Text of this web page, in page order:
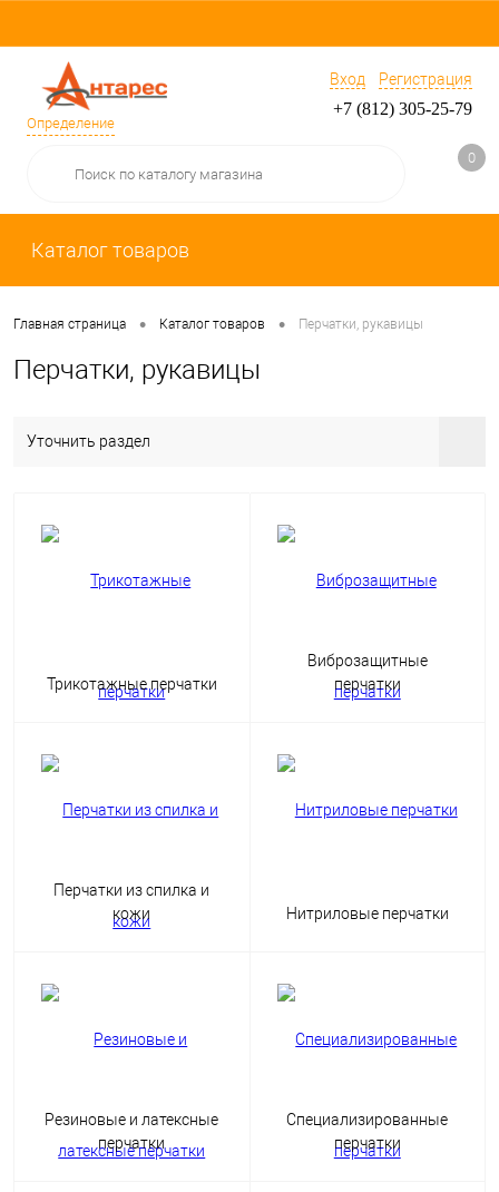
Определение
Вход Регистрация
+7 (812) 305-25-79
0
Каталог товаров
Главная страница • Каталог товаров • Перчатки, рукавицы
Перчатки, рукавицы
Уточнить раздел
Трикотажные перчатки
Виброзащитные
перчатки
Перчатки из спилка и
кожи
Нитриловые перчатки
Резиновые и латексные
перчатки
Специализированные
перчатки